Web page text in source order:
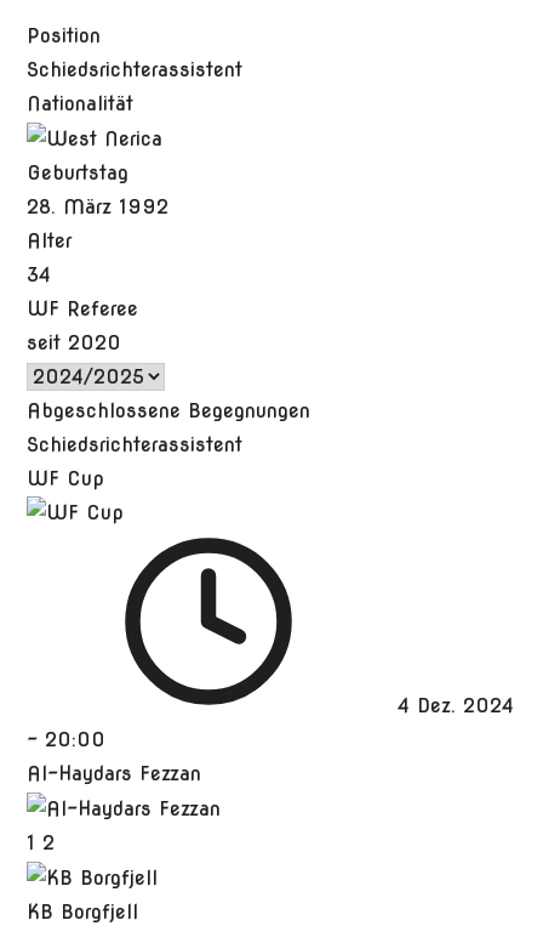
Position
Schiedsrichterassistent
Nationalität
Geburtstag
28. März 1992
Alter
34
WF Referee
seit 2020
Abgeschlossene Begegnungen
Schiedsrichterassistent
WF Cup
4 Dez. 2024
- 20:00
Al-Haydars Fezzan
1 2
KB Borgfjell